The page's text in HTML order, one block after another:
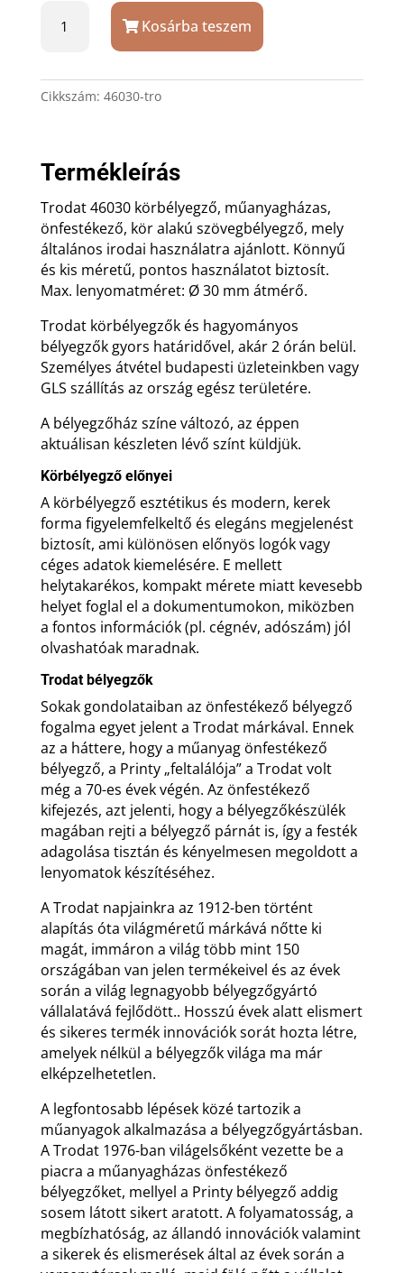
46030
Kosárba teszem
Cikkszám: 46030-tro
Termékleírás
Trodat 46030 körbélyegző, műanyagházas,
önfestékező, kör alakú szövegbélyegző, mely
általános irodai használatra ajánlott. Könnyű
és kis méretű, pontos használatot biztosít.
Max. lenyomatméret: Ø 30 mm átmérő.
Trodat körbélyegzők és hagyományos
bélyegzők gyors határidővel, akár 2 órán belül.
Személyes átvétel budapesti üzleteinkben vagy
GLS szállítás az ország egész területére.
A bélyegzőház színe változó, az éppen
aktuálisan készleten lévő színt küldjük.
Körbélyegző előnyei
A körbélyegző esztétikus és modern, kerek
forma figyelemfelkeltő és elegáns megjelenést
biztosít, ami különösen előnyös logók vagy
céges adatok kiemelésére. E mellett
helytakarékos, kompakt mérete miatt kevesebb
helyet foglal el a dokumentumokon, miközben
a fontos információk (pl. cégnév, adószám) jól
olvashatóak maradnak.
Trodat bélyegzők
Sokak gondolataiban az önfestékező bélyegző
fogalma egyet jelent a Trodat márkával. Ennek
az a háttere, hogy a műanyag önfestékező
bélyegző, a Printy „feltalálója” a Trodat volt
még a 70-es évek végén. Az önfestékező
kifejezés, azt jelenti, hogy a bélyegzőkészülék
magában rejti a bélyegző párnát is, így a festék
adagolása tisztán és kényelmesen megoldott a
lenyomatok készítéséhez.
A Trodat napjainkra az 1912-ben történt
alapítás óta világméretű márkává nőtte ki
magát, immáron a világ több mint 150
országában van jelen termékeivel és az évek
során a világ legnagyobb bélyegzőgyártó
vállalatává fejlődött.. Hosszú évek alatt elismert
és sikeres termék innovációk sorát hozta létre,
amelyek nélkül a bélyegzők világa ma már
elképzelhetetlen.
A legfontosabb lépések közé tartozik a
műanyagok alkalmazása a bélyegzőgyártásban.
A Trodat 1976-ban világelsőként vezette be a
piacra a műanyagházas önfestékező
bélyegzőket, mellyel a Printy bélyegző addig
sosem látott sikert aratott. A folyamatosság, a
megbízhatóság, az állandó innovációk valamint
a sikerek és elismerések által az évek során a